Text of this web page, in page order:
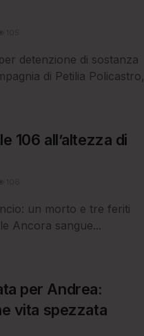
detenzione di sostanza
di Petilia Policastro,
106 all’altezza di
un morto e tre feriti
Ancora sangue...
per Andrea:
vita spezzata